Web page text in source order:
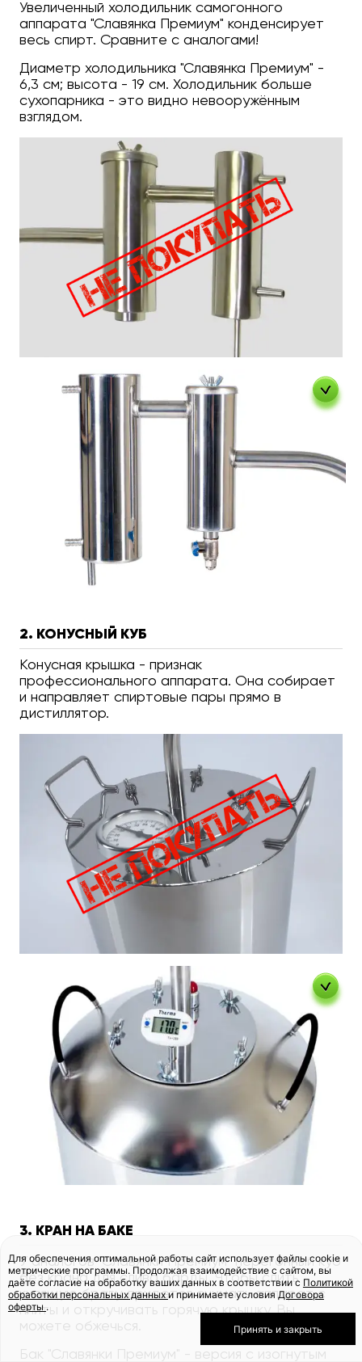
Увеличенный холодильник самогонного
аппарата "Славянка Премиум" конденсирует
весь спирт. Сравните с аналогами!
Диаметр холодильника "Славянка Премиум" -
6,3 см; высота - 19 см. Холодильник больше
сухопарника - это видно невооружённым
взглядом.
2. КОНУСНЫЙ КУБ
Конусная крышка - признак
профессионального аппарата. Она собирает
и направляет спиртовые пары прямо в
дистиллятор.
3. КРАН НА БАКЕ
У аналогов "Славянки Премиум" перегонный куб
без крана для слива барды. Чтобы слить
кипящую брагу, придется снимать аппарат с
плиты и откручивать горячую крышку. Вы
можете обжечься.
Бак "Славянки Премиум" - версия с изогнутым
Для обеспечения оптимальной работы сайт использует файлы cookie и
метрические программы. Продолжая взаимодействие с сайтом, вы
даёте согласие на обработку ваших данных в соответствии с Политикой
обработки персональных данныхи принимаете условияДоговора
оферты.
Принять и закрыть